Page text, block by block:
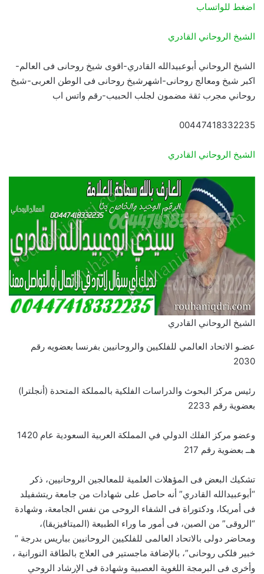
اضغط للواتساب
الشيخ الروحاني القادري
الشيخ الروحاني أبوعبيدالله القادري-اقوى شيخ روحانى فى العالم-
اكبر شيخ ومعالج روحانى-اشهرشيخ روحانى فى الوطن العربى-شيخ
روحاني مجرب ثقة مضمون لجلب الحبيب-رقم واتس اب
00447418332235
الشيخ الروحاني القادري
الشيخ الروحاني القادري
عضـو الاتحاد العالمي للفلكيين والروحانيين بفرنسا بعضويه رقم
2030
رئيس مركز البحوث والدراسات الفلكية بالمملكة المتحدة (أنجلترا)
بعضوية رقم 2233
وعضو مركز الفلك الدولي في المملكة العربية السعودية عام 1420
هــ بعضوية رقم 217
تشكيك البعض فى المؤهلات العلمية للمعالجين الروحانيين، ذكر
“أبوعبيدالله القادري” أنه حاصل على شهادات من جامعة ريتشفيلد
فى أمريكا، ودكتوراة فى الشفاء الروحى من نفس الجامعة، وشهادة
“الروقى” من الصين، فى أمور ما وراء الطبيعة (الميتافيزيقا)،
ومحاضر دولى بالاتحاد العالمى للفلكيين الروحانيين بباريس بدرجة “
خبير فلكى روحانى”، بالإضافة ماجستير فى العلاج بالطاقة النورانية ،
وأخرى فى البرمجة اللغوية العصبية وشهادة فى الإرشاد الروحي